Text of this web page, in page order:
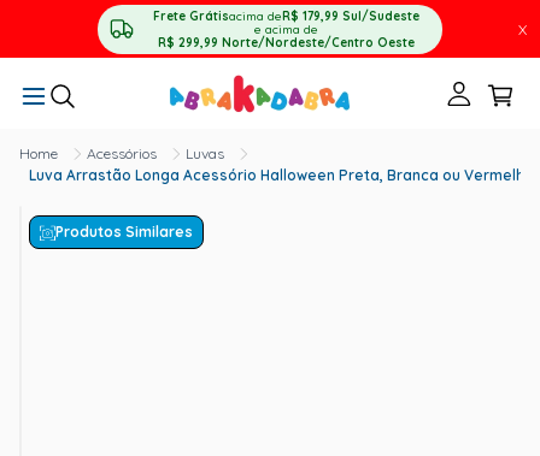
Frete Grátisacima deR$ 179,99 Sul/Sudeste
e acima de
R$ 299,99 Norte/Nordeste/Centro Oeste
X
Acessórios
Luvas
Luva Arrastão Longa Acessório Halloween Preta, Branca ou Vermelha
Produtos Similares